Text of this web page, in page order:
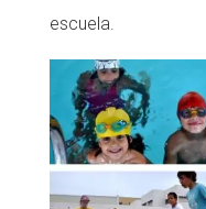
escuela.
Els comptes clars
Memòria d'activitats
Proposta educativa